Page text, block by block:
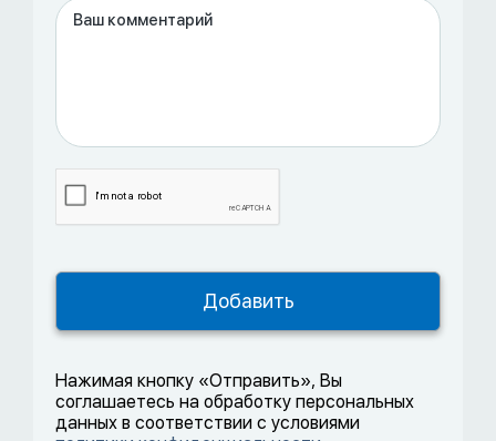
Нажимая кнопку «Отправить», Вы
соглашаетесь на обработку персональных
данных в соответствии с условиями